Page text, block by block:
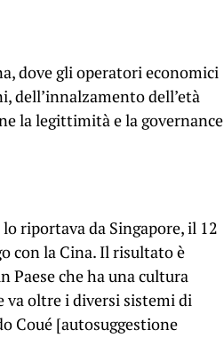
dove gli operatori economici
dell’innalzamento dell’età
la legittimità e la governance
riportava da Singapore, il 12
con la Cina. Il risultato è
Paese che ha una cultura
va oltre i diversi sistemi di
Coué [autosuggestione